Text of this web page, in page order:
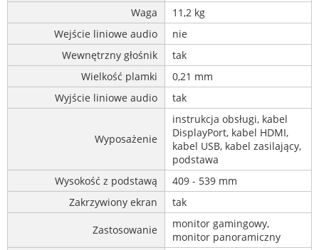
Waga
11,2 kg
Wejście liniowe audio
nie
Wewnętrzny głośnik
tak
Wielkość plamki
0,21 mm
Wyjście liniowe audio
tak
Wyposażenie
instrukcja obsługi, kabel
DisplayPort, kabel HDMI,
kabel USB, kabel zasilający,
podstawa
Wysokość z podstawą
409 - 539 mm
Zakrzywiony ekran
tak
Zastosowanie
monitor gamingowy,
monitor panoramiczny